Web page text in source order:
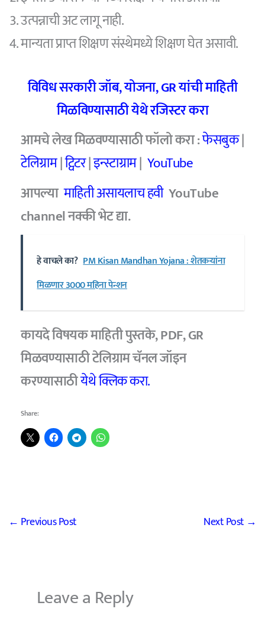
उत्पन्नाची अट लागू नाही.
मान्यता प्राप्त शिक्षण संस्थेमध्ये शिक्षण घेत असावी.
विविध सरकारी जॉब,योजना, GRयांची माहिती
मिळविण्यासाठी येथे रजिस्टर करा
आमचेलेख मिळवण्यासाठी फॉलो करा :फेसबुक|
टेलिग्राम|ट्विटर|इन्स्टाग्राम| YouTube
आपल्या माहिती असायलाच हवी YouTube
channelनक्की भेट द्या.
हे वाचले का? PM Kisan Mandhan Yojana : शेतकऱ्यांना
मिळणार 3000 महिना पेन्शन
कायदे विषयक माहिती पुस्तके, PDF, GR
मिळवण्यासाठी टेलिग्राम चॅनल जॉइन
करण्यासाठीयेथे क्लिक करा.
Share:
← Previous Post Next Post →
Leave a Reply